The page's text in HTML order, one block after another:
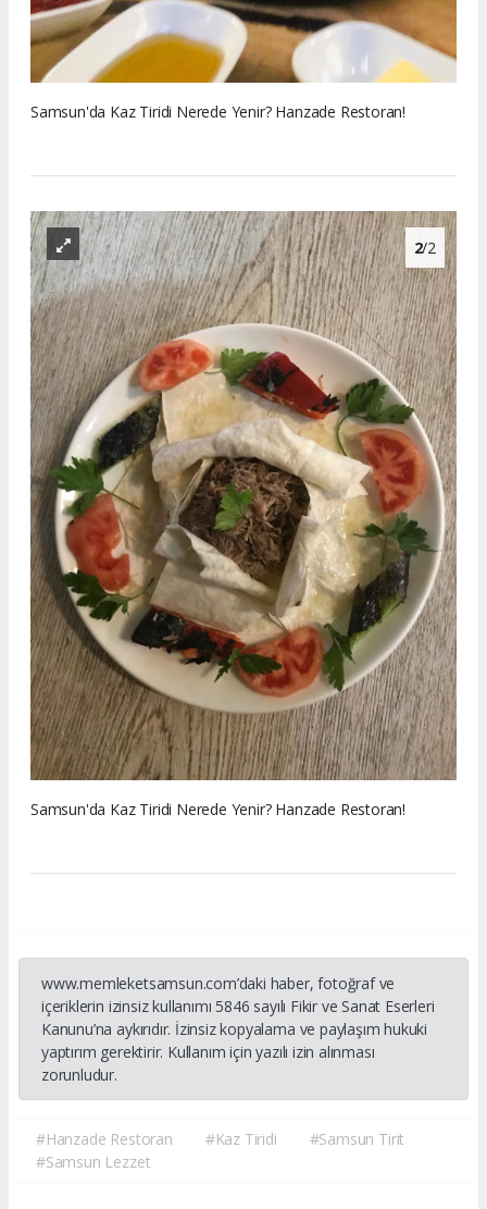
Samsun'da Kaz Tiridi Nerede Yenir? Hanzade Restoran!
2/2
Samsun'da Kaz Tiridi Nerede Yenir? Hanzade Restoran!
www.memleketsamsun.com’daki haber, fotoğraf ve
içeriklerin izinsiz kullanımı 5846 sayılı Fikir ve Sanat Eserleri
Kanunu’na aykırıdır. İzinsiz kopyalama ve paylaşım hukuki
yaptırım gerektirir. Kullanım için yazılı izin alınması
zorunludur.
#Hanzade Restoran #Kaz Tiridi
#Samsun Tirit
#Samsun Lezzet